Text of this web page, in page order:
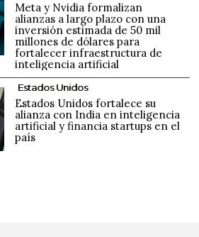
Meta y Nvidia formalizan
alianzas a largo plazo con una
inversión estimada de 50 mil
millones de dólares para
fortalecer infraestructura de
inteligencia artificial
Estados Unidos
Estados Unidos fortalece su
alianza con India en inteligencia
artificial y financia startups en el
país